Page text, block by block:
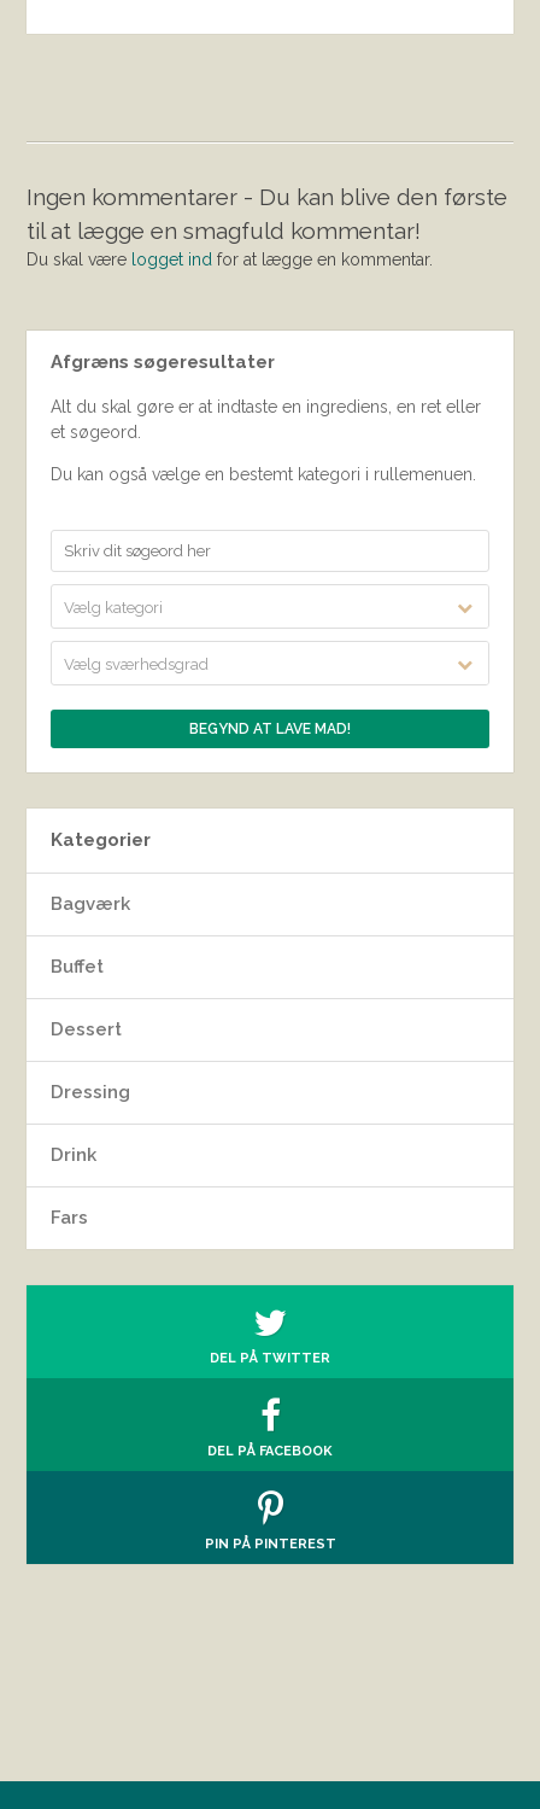
Ingen kommentarer - Du kan blive den første
til at lægge en smagfuld kommentar!
Du skal være logget ind for at lægge en kommentar.
Afgræns søgeresultater
Alt du skal gøre er at indtaste en ingrediens, en ret eller
et søgeord.
Du kan også vælge en bestemt kategori i rullemenuen.
Vælg kategori
Vælg sværhedsgrad
Kategorier
Bagværk
Buffet
Dessert
Dressing
Drink
Fars
DEL PÅ TWITTER
DEL PÅ FACEBOOK
PIN PÅ PINTEREST